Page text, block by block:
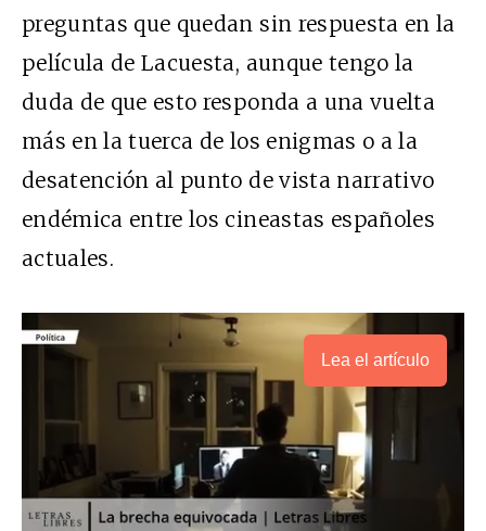
preguntas que quedan sin respuesta en la
película de Lacuesta, aunque tengo la
duda de que esto responda a una vuelta
más en la tuerca de los enigmas o a la
desatención al punto de vista narrativo
endémica entre los cineastas españoles
actuales.
Lea el artículo